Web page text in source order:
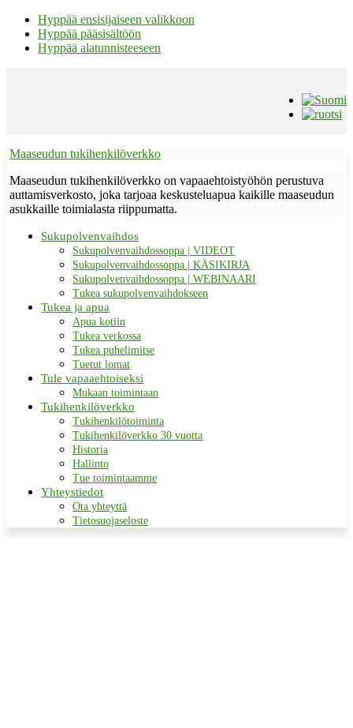
Hyppää ensisijaiseen valikkoon
Hyppää pääsisältöön
Hyppää alatunnisteeseen
Maaseudun tukihenkilöverkko
Maaseudun tukihenkilöverkko on vapaaehtoistyöhön perustuva
auttamisverkosto, joka tarjoaa keskusteluapua kaikille maaseudun
asukkaille toimialasta riippumatta.
Sukupolvenvaihdos
Sukupolvenvaihdossoppa | VIDEOT
Sukupolvenvaihdossoppa | KÄSIKIRJA
Sukupolvenvaihdossoppa | WEBINAARI
Tukea sukupolvenvaihdokseen
Tukea ja apua
Apua kotiin
Tukea verkossa
Tukea puhelimitse
Tuetut lomat
Tule vapaaehtoiseksi
Mukaan toimintaan
Tukihenkilöverkko
Tukihenkilötoiminta
Tukihenkilöverkko 30 vuotta
Historia
Hallinto
Tue toimintaamme
Yhteystiedot
Ota yhteyttä
Tietosuojaseloste